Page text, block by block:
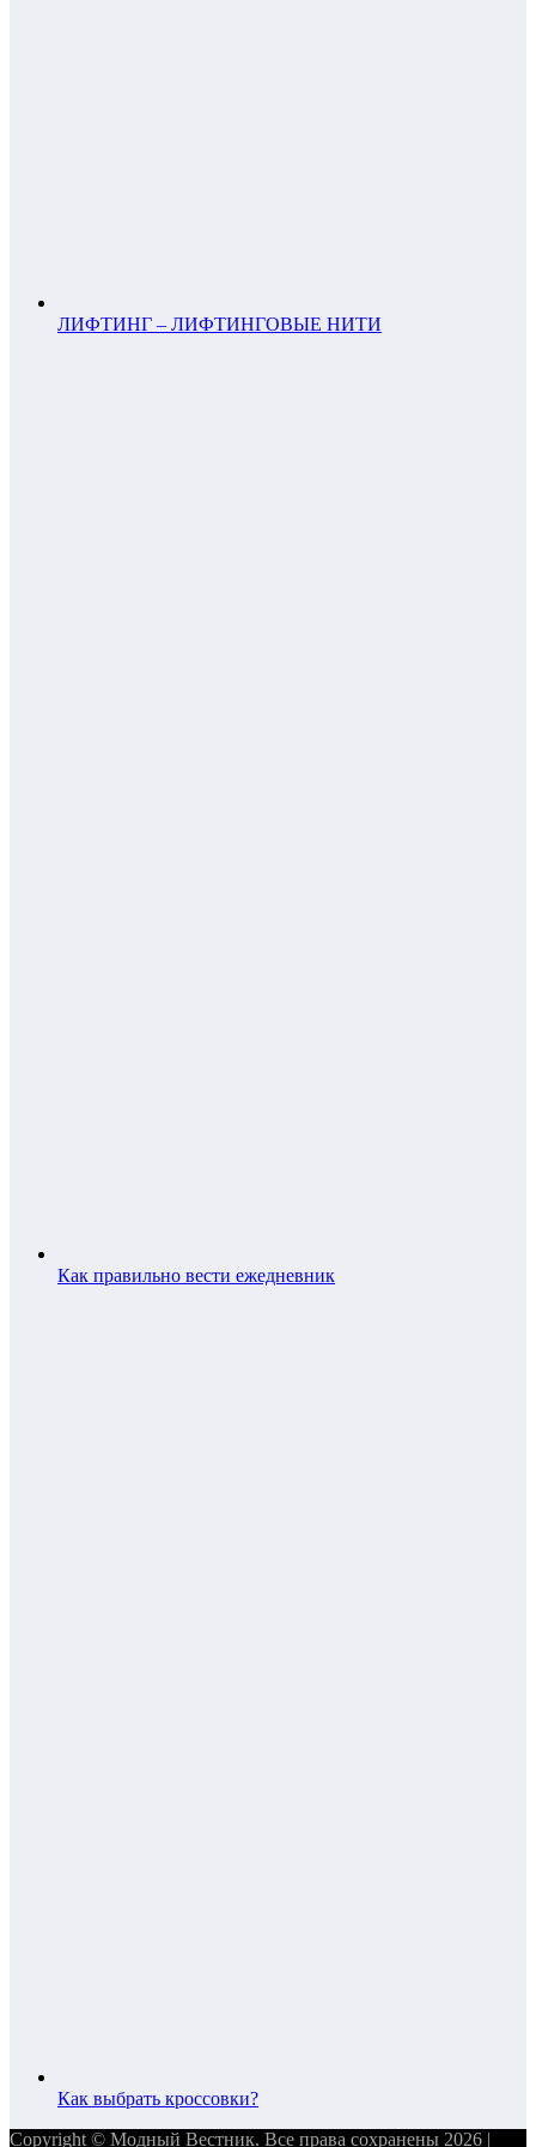
ЛИФТИНГ – ЛИФТИНГОВЫЕ НИТИ
Как правильно вести ежедневник
Как выбрать кроссовки?
Copyright © Модный Вестник. Все права сохранены 2026 |